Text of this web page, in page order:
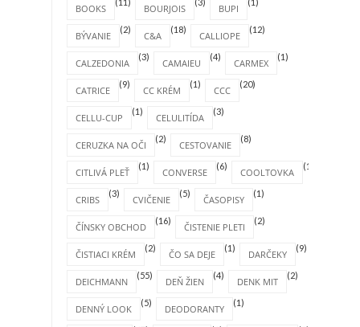
BOOKS BOURJOIS BUPI
BÝVANIE
(2)
C&A
(18)
CALLIOPE
(12)
CALZEDONIA
(3)
CAMAIEU
(4)
CARMEX
(1)
CATRICE
(9)
CC KRÉM
(1)
CCC
(20)
CELLU-CUP
(1)
CELULITÍDA
(3)
CERUZKA NA OČI
(2)
CESTOVANIE
(8)
CITLIVÁ PLEŤ
(1)
CONVERSE
(6)
COOLTOVKA
(1)
CRIBS
(3)
CVIČENIE
(5)
ČASOPISY
(1)
ČÍNSKY OBCHOD
(16)
ČISTENIE PLETI
(2)
ČISTIACI KRÉM
(2)
ČO SA DEJE
(1)
DARČEKY
(9)
DEICHMANN
(55)
DEŇ ŽIEN
(4)
DENK MIT
(2)
DENNÝ LOOK
(5)
DEODORANTY
(1)